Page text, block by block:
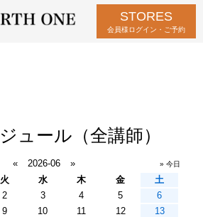
STORES
会員様ログイン・ご予約
ュール（全講師）
« 2026-06 » » 今日
火 水 木 金
土
2 3 4 5
6
9 10 11 12
13